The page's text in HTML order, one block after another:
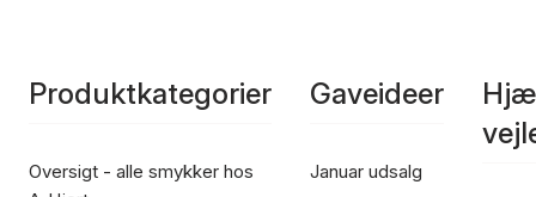
Produktkategorier
Oversigt - alle smykker hos
Gaveideer
Januar udsalg